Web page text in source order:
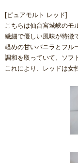
[ピュアモルト レッド]
こちらは仙台宮城峡のモ
繊細で優しい風味が特徴
軽めの甘いバニラとフル
調和を取っていて、ソフ
これにより、レッドは女